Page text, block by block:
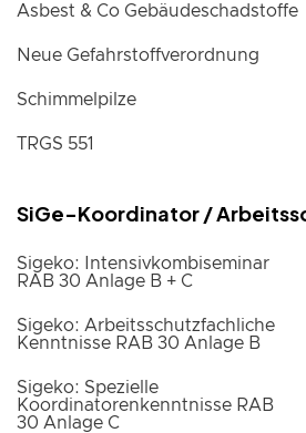
Asbest & Co Gebäudeschadstoffe
Neue Gefahrstoffverordnung
Schimmelpilze
TRGS 551
SiGe-Koordinator /
Sigeko: Intensivkombiseminar
RAB 30 Anlage B + C
Sigeko: Arbeitsschutzfachliche
Kenntnisse RAB 30 Anlage B
Sigeko: Spezielle
Koordinatorenkenntnisse RAB
30 Anlage C